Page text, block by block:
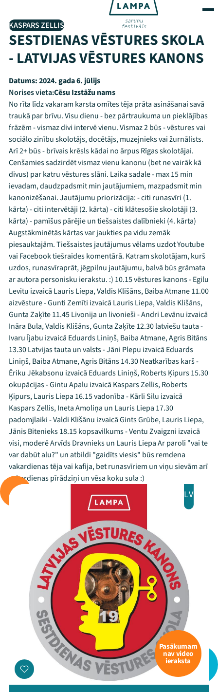
KASPARS ZELLIS
SESTDIENAS VĒSTURES SKOLA
- LATVIJAS VĒSTURES KANONS
Datums:2024. gada 6. jūlijs
Norises vieta:Cēsu Izstāžu nams
No rīta līdz vakaram karsta omītes tēja prāta asināšanai savā
traukā par brīvu. Visu dienu - bez pārtraukuma un pieklājības
frāzēm - vismaz divi intervē vienu. Vismaz 2 būs - vēstures vai
sociālo zinību skolotājs, docētājs, muzejnieks vai žurnālists.
Arī 2+ būs - brīvais krēsls kādai no ārpus Rīgas skolotājai.
Cenšamies sadzirdēt vismaz vienu kanonu (bet ne vairāk kā
divus) par katru vēstures slāni. Laika sadale - max 15 min
ievadam, daudzpadsmit min jautājumiem, mazpadsmit min
kanonizēšanai. Jautājumu priorizācija: - citi runasvīri (1.
kārta) - citi intervētāji (2. kārta) - citi klātesošie skolotāji (3.
kārta) - pamīšus pārējie un tiešsaistes dalībnieki (4. kārta)
Augstākminētās kārtas var jaukties pa vidu zemāk
piesauktajām. Tiešsaistes jautājumus vēlams uzdot Youtube
vai Facebook tiešraides komentārā. Katram skolotājam, kurš
uzdos, runasvīraprāt, jēgpilnu jautājumu, balvā būs grāmata
ar autora personisku ierakstu. :) 10.15 vēstures kanons - Egilu
Levitu izvaicā Lauris Liepa, Valdis Klišāns, Baiba Atmane 11.00
aizvēsture - Gunti Zemīti izvaicā Lauris Liepa, Valdis Klišāns,
Gunta Zaķīte 11.45 Livonija un livonieši - Andri Levānu izvaicā
Ināra Bula, Valdis Klišāns, Gunta Zaķīte 12.30 latviešu tauta -
Ivaru Ījabu izvaicā Eduards Liniņš, Baiba Atmane, Agris Bitāns
13.30 Latvijas tauta un valsts - Jāni Plepu izvaicā Eduards
Liniņš, Baiba Atmane, Agris Bitāns 14.30 Neatkarības karš -
Ēriku Jēkabsonu izvaicā Eduards Liniņš, Roberts Ķipurs 15.30
okupācijas - Gintu Apalu izvaicā Kaspars Zellis, Roberts
Ķipurs, Lauris Liepa 16.15 vadonība - Kārli Silu izvaicā
Kaspars Zellis, Ineta Amoliņa un Lauris Liepa 17.30
padomjlaiki - Valdi Klišānu izvaicā Gints Grūbe, Lauris Liepa,
Jānis Bitenieks 18.15 kopsavilkums - Ventu Zvaigzni izvaicā
visi, moderē Arvīds Dravnieks un Lauris Liepa Ar paroli "vai te
var dabūt alu?" un atbildi "gaidīts viesis" būs remdena
vakardienas tēja vai kafija, bet runasvīriem un viņu sievām arī
vakardienas pīrādziņi un vēsa koku sula :)
LV
Pasākumam
nav video
ieraksta